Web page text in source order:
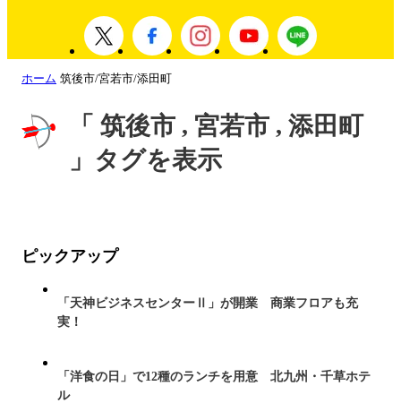
ホーム 筑後市/宮若市/添田町
「 筑後市 , 宮若市 , 添田町
」タグを表示
ピックアップ
「天神ビジネスセンターⅡ」が開業 商業フロアも充
実！
「洋食の日」で12種のランチを用意 北九州・千草ホテ
ル